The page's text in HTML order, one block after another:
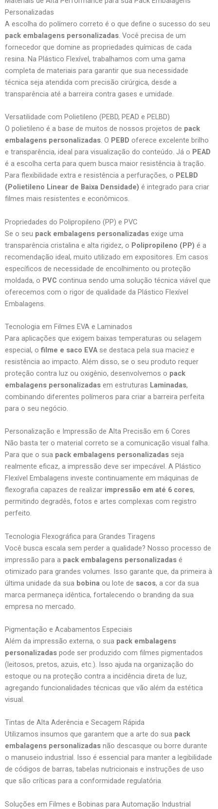
Personalizadas
A escolha do polímero correto é o que define o sucesso do seu
pack embalagens personalizadas. Você precisa de um
fornecedor que domine as propriedades químicas de cada
resina. Na Plástico Flexível, trabalhamos com uma gama
completa de materiais para garantir que sua necessidade
técnica seja atendida com precisão cirúrgica, desde a
transparência até a barreira contra gases e umidade.
Versatilidade com Polietileno (PEBD, PEAD e PELBD)
O polietileno é a base de muitos de nossos projetos de pack
embalagens personalizadas. O PEBD oferece excelente brilho
e transparência, ideal para visualização do conteúdo. Já o PEAD
é a escolha certa para quem busca maior resistência à tração.
Para flexibilidade extra e resistência a perfurações, o PELBD
(Polietileno Linear de Baixa Densidade) é integrado para criar
filmes mais resistentes e econômicos.
Propriedades do Polipropileno (PP) e PVC
Se o seu pack embalagens personalizadas exige uma
transparência cristalina e alta rigidez, o Polipropileno (PP) é a
recomendação ideal, muito utilizado em expositores. Em casos
específicos de necessidade de encolhimento ou proteção
moldada, o PVC continua sendo uma solução técnica viável que
oferecemos com o rigor de qualidade da Plástico Flexível
Embalagens.
Tecnologia em Filmes EVA e Laminados
Para aplicações que exigem baixas temperaturas ou selagem
especial, o filme e saco EVAse destaca pela sua maciez e
resistência ao impacto. Além disso, se o seu produto requer
proteção contra luz ou oxigênio, desenvolvemos o pack
embalagens personalizadas em estruturas Laminadas,
combinando diferentes polímeros para criar a barreira perfeita
para o seu negócio.
Personalização e Impressão de Alta Precisão em 6 Cores
Não basta ter o material correto se a comunicação visual falha.
Para que o sua pack embalagens personalizadas seja
realmente eficaz, a impressão deve ser impecável. A Plástico
Flexível Embalagens investe continuamente em máquinas de
flexografia capazes de realizar impressão em até 6 cores,
permitindo degradês, fotos e artes complexas com registro
perfeito.
Tecnologia Flexográfica para Grandes Tiragens
Você busca escala sem perder a qualidade? Nosso processo de
impressão para a pack embalagens personalizadas é
otimizado para grandes volumes. Isso garante que, da primeira à
última unidade da sua bobina ou lote de sacos, a cor da sua
marca permaneça idêntica, fortalecendo o branding da sua
empresa no mercado.
Pigmentação e Acabamentos Especiais
Além da impressão externa, o sua pack embalagens
personalizadas pode ser produzido com filmes pigmentados
(leitosos, pretos, azuis, etc.). Isso ajuda na organização do
estoque ou na proteção contra a incidência direta de luz,
agregando funcionalidades técnicas que vão além da estética
visual.
Tintas de Alta Aderência e Secagem Rápida
Utilizamos insumos que garantem que a arte do sua pack
embalagens personalizadas não descasque ou borre durante
o manuseio industrial. Isso é essencial para manter a legibilidade
de códigos de barras, tabelas nutricionais e instruções de uso
que são críticas para a conformidade regulatória.
Soluções em Filmes e Bobinas para Automação Industrial